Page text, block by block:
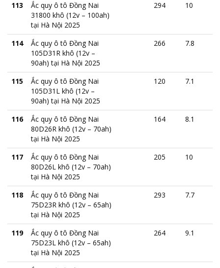
113
Ắc quy ô tô Đồng Nai
31800 khô (12v – 100ah)
tại Hà Nội 2025
294 10
114
Ắc quy ô tô Đồng Nai
105D31R khô (12v –
90ah) tại Hà Nội 2025
266 7.8
115
Ắc quy ô tô Đồng Nai
105D31L khô (12v –
90ah) tại Hà Nội 2025
120 7.1
116
Ắc quy ô tô Đồng Nai
80D26R khô (12v – 70ah)
tại Hà Nội 2025
164 8.1
117
Ắc quy ô tô Đồng Nai
80D26L khô (12v – 70ah)
tại Hà Nội 2025
205 10
118
Ắc quy ô tô Đồng Nai
75D23R khô (12v – 65ah)
tại Hà Nội 2025
293 7.7
119
Ắc quy ô tô Đồng Nai
75D23L khô (12v – 65ah)
tại Hà Nội 2025
264 9.1